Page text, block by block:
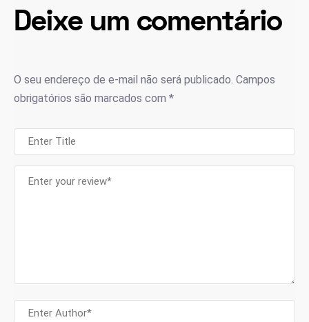
Deixe um comentário
O seu endereço de e-mail não será publicado. Campos
obrigatórios são marcados com *